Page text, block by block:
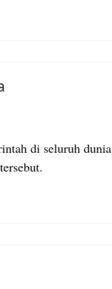
di seluruh dunia